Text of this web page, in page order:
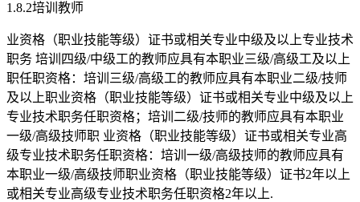
1.8.2培训教师
业资格（职业技能等级）证书或相关专业中级及以上专业技术
职务 培训四级/中级工的教师应具有本职业三级/高级工及以上
职任职资格：培训三级/高级工的教师应具有本职业二级/技师
及以上职业资格（职业技能等级）证书或相关专业中级及以上
专业技术职务任职资格；培训二级/技师的教师应具有本职业
一级/高级技师职 业资格（职业技能等级）证书或相关专业高
级专业技术职务任职资格：培训一级/高级技师的教师应具有
本职业一级/高级技师职业资格（职业技能等级）证书2年以上
或相关专业高级专业技术职务任职资格2年以上.